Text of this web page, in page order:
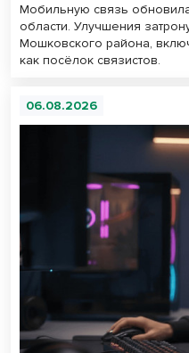
Мобильную связь
области. Улучшения
Мошковского района,
как посёлок связистов.
06.08.2026